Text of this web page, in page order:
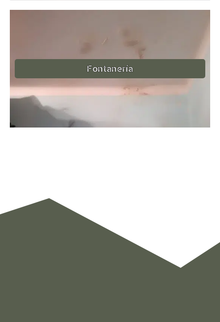
Fontanería